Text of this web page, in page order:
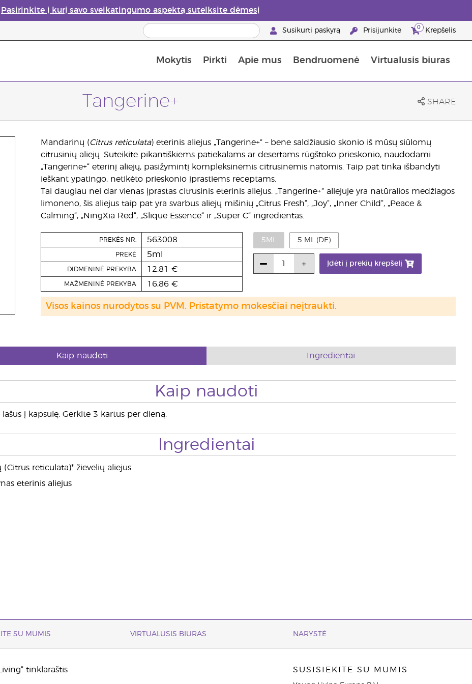
Pasirinkite į kurį savo sveikatingumo aspektą sutelksite dėmesį
Susikurti paskyrą Prisijunkite 0 Krepšelis
Mokytis Pirkti Apie mus Bendruomenė Virtualusis biuras
Tangerine+ SHARE
Mandarinų (Citrus reticulata) eterinis aliejus „Tangerine+” – bene saldžiausio skonio iš mūsų siūlomų
citrusinių aliejų. Suteikite pikantiškiems patiekalams ar desertams rūgštoko prieskonio, naudodami
„Tangerine+“ eterinį aliejų, pasižymintį kompleksinėmis citrusinėmis natomis. Taip pat tinka išbandyti
ieškant ypatingo, netikėto prieskonio įprastiems receptams.
Tai daugiau nei dar vienas įprastas citrusinis eterinis aliejus. „Tangerine+” aliejuje yra natūralios medžiagos
limoneno, šis aliejus taip pat yra svarbus aliejų mišinių „Citrus Fresh“, „Joy“, „Inner Child“, „Peace &
Calming“, „NingXia Red“, „Slique Essence“ ir „Super C“ ingredientas.
PREKĖS NR. 563008
PREKĖ 5ml
DIDMENINĖ PREKYBA 12,81 €
MAŽMENINĖ PREKYBA 16,86 €
5ML 5 ML (DE)
Įdėti į prekių krepšelį
Visos kainos nurodytos su PVM. Pristatymo mokesčiai neįtraukti.
Kaip naudoti Ingredientai
Kaip naudoti
lašus į kapsulę. Gerkite 3 kartus per dieną.
Ingredientai
(Citrus reticulata)* žievelių aliejus
eterinis aliejus
SU MUMIS VIRTUALUSIS BIURAS NARYSTĖ
tinklaraštis SUSISIEKITE SU MUMIS